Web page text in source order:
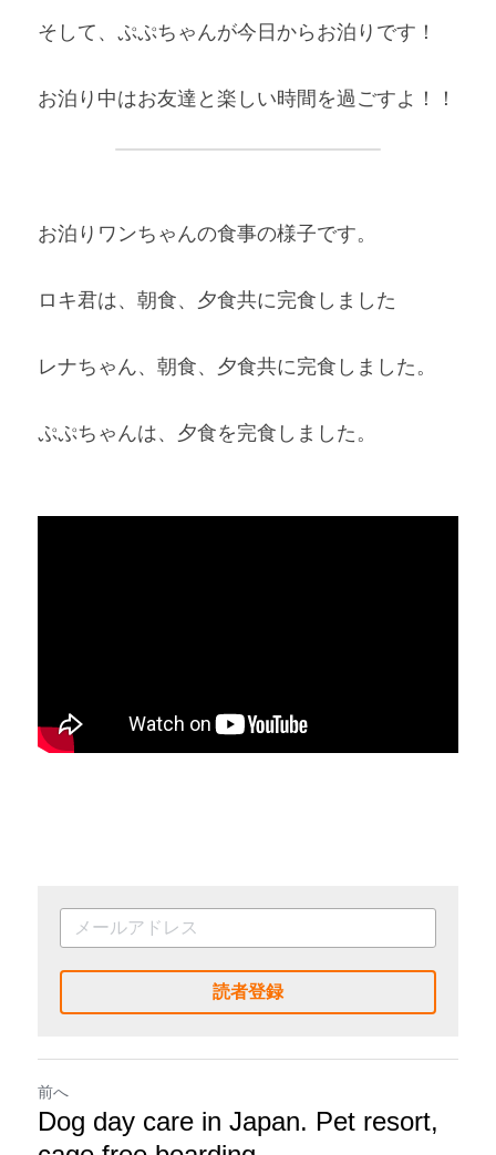
そして、ぷぷちゃんが今日からお泊りです！
お泊りワンちゃんの食事の様子です。
ロキ君は、朝食、夕食共に完食しました
レナちゃん、朝食、夕食共に完食しました。
ぷぷちゃんは、夕食を完食しました。
読者登録
前へ
Dog day care in Japan. Pet resort,